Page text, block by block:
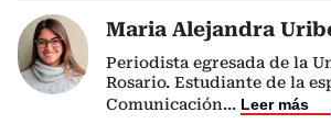
Maria Alejandra
Periodista egresada de la
Rosario. Estudiante de la
Comunicación... Leer más